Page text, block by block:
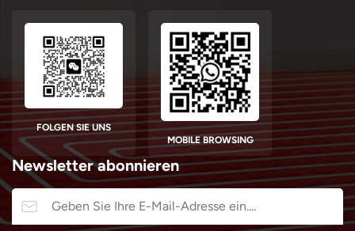
Newsletter abonnieren
FOLGEN SIE UNS
MOBILE BROWSING